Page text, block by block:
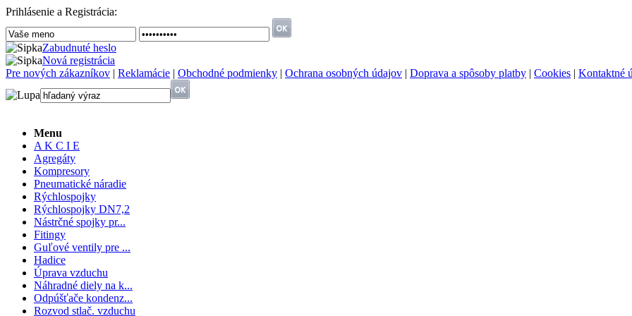
Prihlásenie a Registrácia:
Zabudnuté heslo
Nová registrácia
Pre nových zákazníkov | Reklamácie | Obchodné podmienky | Ochrana osobných údajov | Doprava a spôsoby platby | Cookies | Kontaktné
Menu
A K C I E
Agregáty
Kompresory
Pneumatické náradie
Rýchlospojky
Rýchlospojky DN7,2
Nástrčné spojky pr...
Fitingy
Guľové ventily pre ...
Hadice
Úprava vzduchu
Náhradné diely na k...
Odpúšťače kondenz...
Rozvod stlač. vzduchu